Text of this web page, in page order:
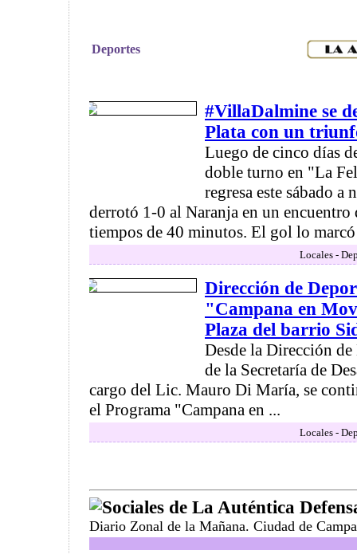
Deportes
#VillaDalmine se
Plata con un
Luego de cinco días
doble turno en "La
regresa este sábado a
derrotó 1-0 al Naranja en un
tiempos de 40 minutos. El gol lo
Locales -
Dirección de
"Campana en
Plaza del barrio
Desde la Dirección
de la Secretaría de
cargo del Lic. Mauro Di María, se
el Programa "Campana en ...
Locales -
Sociales de La Auténtica
Diario Zonal de la Mañana. Ciudad de